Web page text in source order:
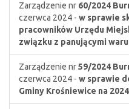
Zarządzenie nr 60/2024
czerwca 2024 - w sprawie
pracowników Urzędu
związku z panującymi
Zarządzenie nr59/2024
czerwca 2024 - w sprawie
Gminy Krośniewice na